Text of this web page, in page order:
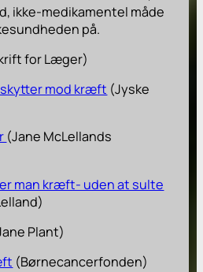
ikke-medikamentel måde
på.
for Læger)
mod kræft (Jyske
(Jane McLellands
man kræft- uden at sulte
Plant)
(Børnecancerfonden)